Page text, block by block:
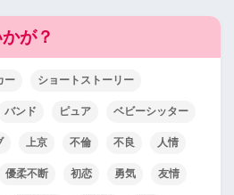
が？
ー ショートストーリー
バンド ピュア ベビーシッター
上京 不倫 不良 人情
優柔不断 初恋 勇気 友情